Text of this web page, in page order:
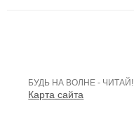
БУДЬ НА ВОЛНЕ - ЧИТАЙ!
Карта сайта